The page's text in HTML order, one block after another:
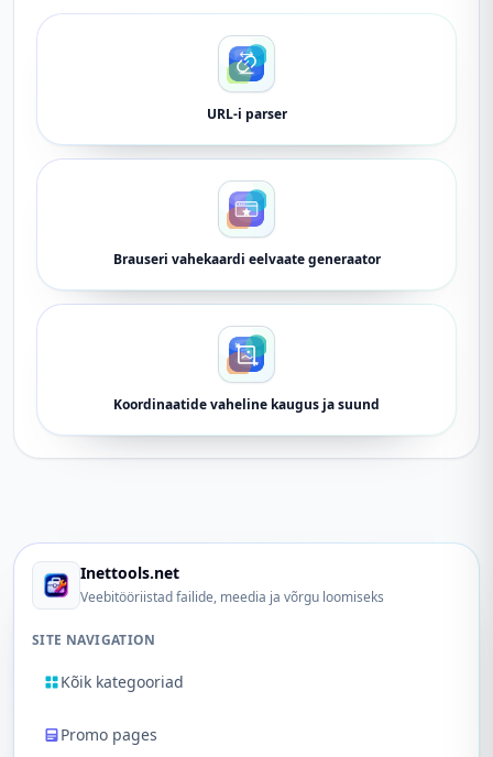
URL-i parser
Brauseri vahekaardi eelvaate generaator
Koordinaatide vaheline kaugus ja suund
Inettools.net
Veebitööriistad failide, meedia ja võrgu loomiseks
SITE NAVIGATION
Kõik kategooriad
Promo pages